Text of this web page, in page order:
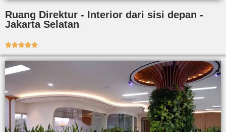
Ruang Direktur - Interior dari sisi depan -
Jakarta Selatan
